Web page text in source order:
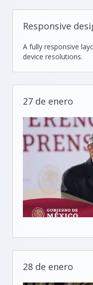
Responsive
A fully responsive
device resolutions.
27 de enero
28 de enero